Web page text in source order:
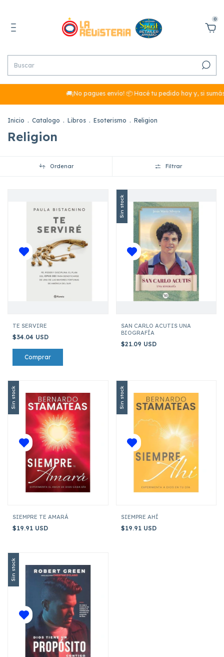
0
🚚¡No pagues envío! 📦 Hacé tu pedido hoy y, si
Inicio . Catalogo . Libros . Esoterismo . Religion
Religion
Ordenar Filtrar
TE SERVIRE
$34.04 USD
Sin stock
SAN CARLO ACUTIS UNA
BIOGRAFÍA
$21.09 USD
Sin stock
SIEMPRE TE AMARÁ
$19.91 USD
Sin stock
SIEMPRE AHÍ
$19.91 USD
Sin stock